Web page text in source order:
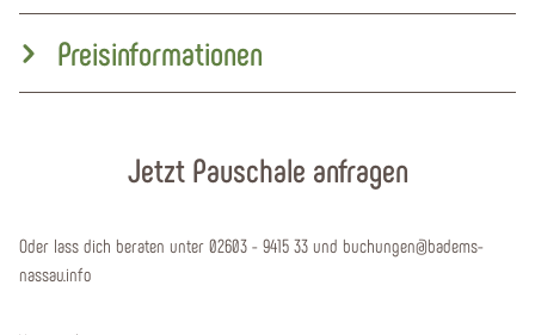
Preisinformationen
Jetzt Pauschale anfragen
Oder lass dich beraten unter 02603 - 9415 33 und buchungen@badems-
nassau.info